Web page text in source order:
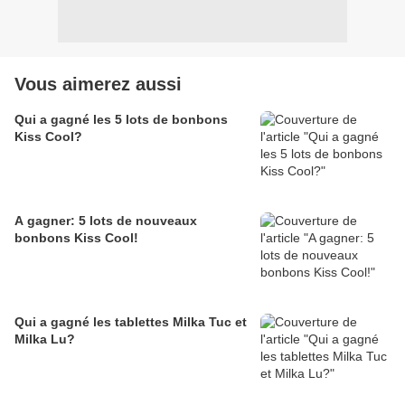
Vous aimerez aussi
Qui a gagné les 5 lots de bonbons
Kiss Cool?
A gagner: 5 lots de nouveaux
bonbons Kiss Cool!
Qui a gagné les tablettes Milka Tuc et
Milka Lu?